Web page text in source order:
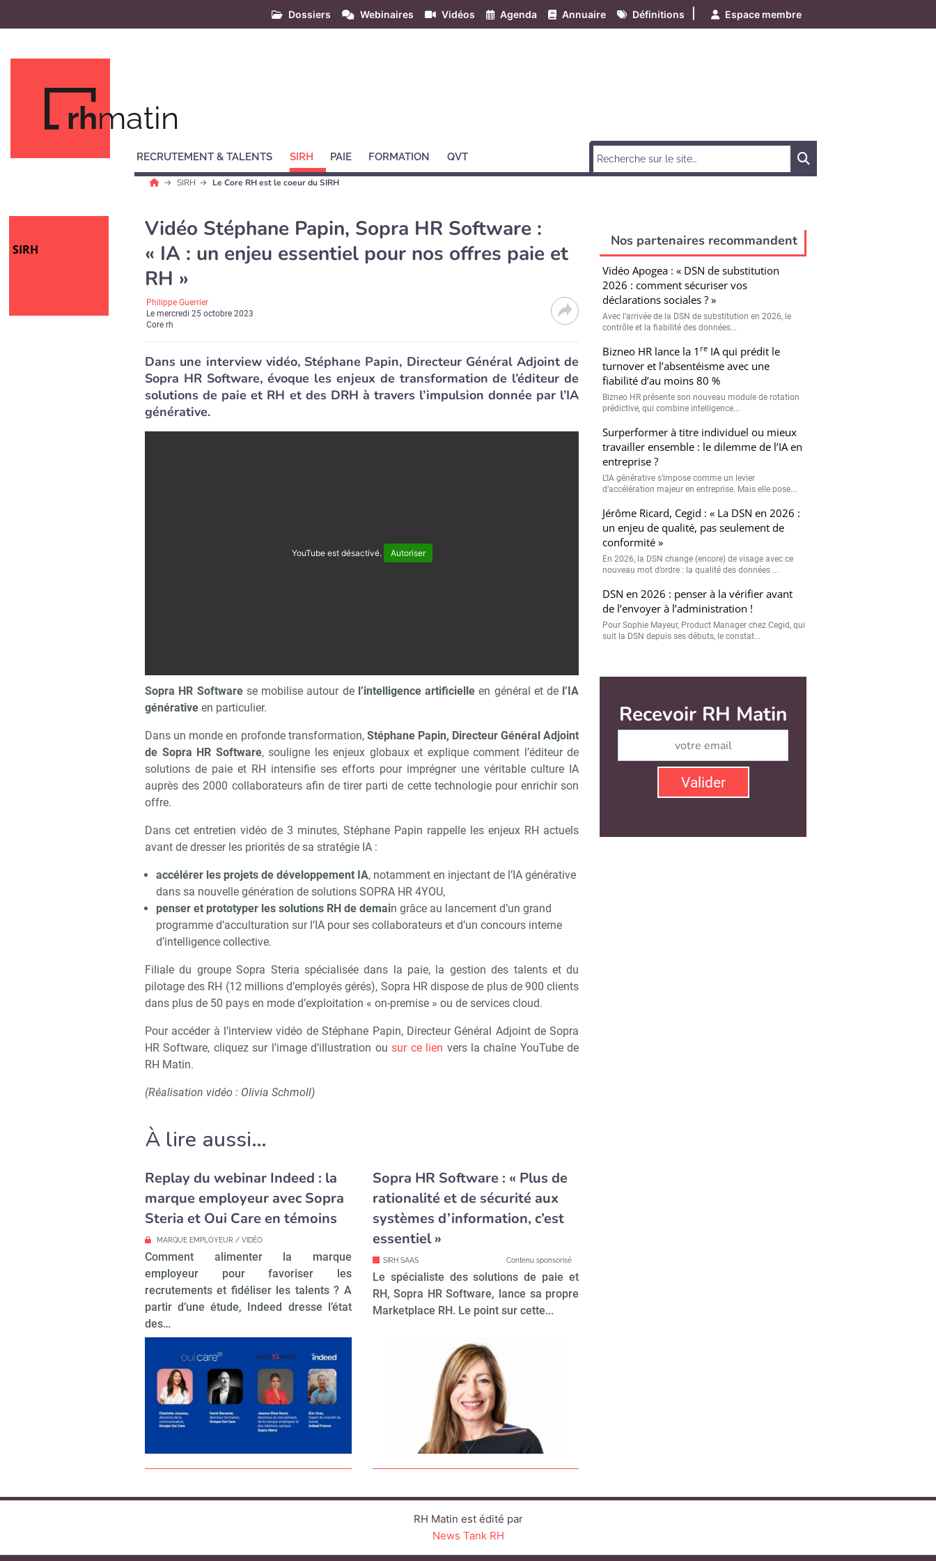
Dossiers Webinaires Vidéos Agenda Annuaire Définitions Espace membre
rhmatin
RECRUTEMENT & TALENTS SIRH PAIE FORMATION QVT
SIRH Le Core RH est le coeur du SIRH
SIRH
Vidéo Stéphane Papin, Sopra HR Software :
« IA : un enjeu essentiel pour nos offres paie et
RH »
Philippe Guerrier
Lemercredi 25 octobre 2023
Core rh
Dans une interview vidéo, Stéphane Papin, Directeur Général Adjoint de
Sopra HR Software, évoque les enjeux de transformation de l’éditeur de
solutions de paie et RH et des DRH à travers l’impulsion donnée par l’IA
générative.
YouTube est désactivé. Autoriser
Sopra HR Softwarese mobilise autour de l’intelligence artificielle en général et de l’IA
générative en particulier.
Dans un monde en profonde transformation, Stéphane Papin, Directeur Général Adjoint
de Sopra HR Software, souligne les enjeux globaux et explique comment l’éditeur de
solutions de paie et RH intensifie ses efforts pour imprégner une véritable culture IA
auprès des 2000 collaborateurs afin de tirer parti de cette technologie pour enrichir son
offre.
Dans cet entretien vidéo de 3 minutes, Stéphane Papin rappelle les enjeux RH actuels
avant de dresser les priorités de sa stratégie IA :
accélérer les projets de développement IA, notamment en injectant de l’IA générative
dans sa nouvelle génération de solutions SOPRA HR 4YOU,
penser et prototyper les solutions RH de demain grâce au lancement d’un grand
programme d’acculturation sur l’IA pour ses collaborateurs et d’un concours interne
d’intelligence collective.
Filiale du groupe Sopra Steria spécialisée dans la paie, la gestion des talents et du
pilotage des RH (12 millions d’employés gérés), Sopra HR dispose de plus de 900 clients
dans plus de 50 pays en mode d’exploitation « on-premise » ou de services cloud.
Pour accéder à l’interview vidéo de Stéphane Papin, Directeur Général Adjoint de Sopra
HR Software, cliquez sur l’image d’illustration ousur ce lien vers la chaîne YouTube de
RH Matin.
(Réalisation vidéo : Olivia Schmoll)
À lire aussi…
Replay du webinar Indeed : la
marque employeur avec Sopra
Steria et Oui Care en témoins
MARQUE EMPLOYEUR / VIDÉO
Comment alimenter la marque
employeur pour favoriser les
recrutements et fidéliser les talents ? A
partir d’une étude, Indeed dresse l’état
des…
Sopra HR Software : « Plus de
rationalité et de sécurité aux
systèmes d’information, c’est
essentiel »
SIRH SAAS Contenu sponsorisé
Le spécialiste des solutions de paie et
RH, Sopra HR Software, lance sa propre
Marketplace RH. Le point sur cette...
Nos partenaires recommandent
Vidéo Apogea : « DSN de substitution
2026 : comment sécuriser vos
déclarations sociales ? »
Avec l’arrivée de la DSN de substitution en 2026, le
contrôle et la fiabilité des données...
Bizneo HR lance la 1 reIA qui prédit le
turnover et l’absentéisme avec une
fiabilité d’au moins 80 %
Bizneo HR présente son nouveau module de rotation
prédictive, qui combine intelligence...
Surperformer à titre individuel ou mieux
travailler ensemble : le dilemme de l’IA en
entreprise ?
L’IA générative s’impose comme un levier
d’accélération majeur en entreprise. Mais elle pose...
Jérôme Ricard, Cegid : « La DSN en 2026 :
un enjeu de qualité, pas seulement de
conformité »
En 2026, la DSN change (encore) de visage avec ce
nouveau mot d’ordre : la qualité des données ...
DSN en 2026 : penser à la vérifier avant
de l’envoyer à l’administration !
Pour Sophie Mayeur, Product Manager chez Cegid, qui
suit la DSN depuis ses débuts, le constat...
Recevoir RH Matin Abonnez-vous à notre newsletter
Non merci, je reçois déjà ! Je déciderai plus tard
RH Matin est édité par
News Tank RH